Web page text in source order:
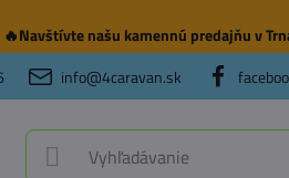
🔥Navštívte našu kamennú predajňuv
info@4caravan.sk